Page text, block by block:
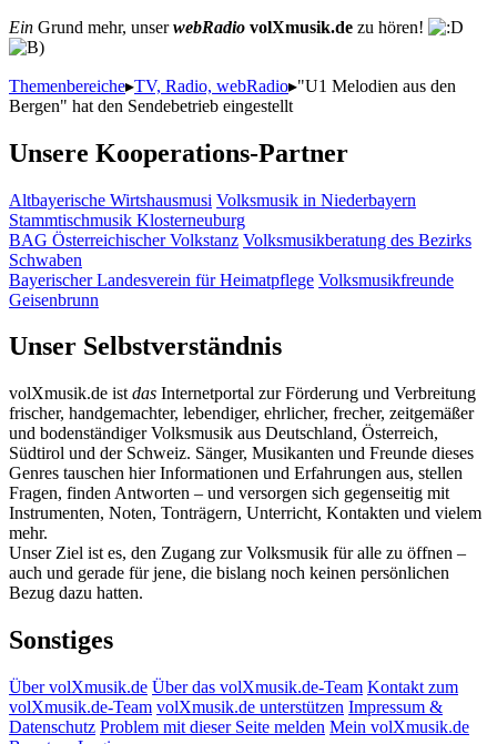
Ein Grund mehr, unserwebRadio volXmusik.de zu hören!
Themenbereiche▸TV, Radio, webRadio▸"U1 Melodien aus den
Bergen" hat den Sendebetrieb eingestellt
Unsere Kooperations-Partner
Altbayerische Wirtshausmusi Volksmusik in Niederbayern
Stammtischmusik Klosterneuburg
BAG Österreichischer Volkstanz Volksmusikberatung des Bezirks
Schwaben
Bayerischer Landesverein für Heimatpflege Volksmusikfreunde
Geisenbrunn
Unser Selbstverständnis
volXmusik.de ist das Internetportal zur Förderung und Verbreitung
frischer, handgemachter, lebendiger, ehrlicher, frecher, zeitgemäßer
und bodenständiger Volksmusik aus Deutschland, Österreich,
Südtirol und der Schweiz. Sänger, Musikanten und Freunde dieses
Genres tauschen hier Informationen und Erfahrungen aus, stellen
Fragen, finden Antworten – und versorgen sich gegenseitig mit
Instrumenten, Noten, Tonträgern, Unterricht, Kontakten und vielem
mehr.
Unser Ziel ist es, den Zugang zur Volksmusik für alle zu öffnen –
auch und gerade für jene, die bislang noch keinen persönlichen
Bezug dazu hatten.
Sonstiges
Über volXmusik.de Über das volXmusik.de-Team Kontakt zum
volXmusik.de-Team volXmusik.de unterstützen Impressum &
Datenschutz Problem mit dieser Seite melden Mein volXmusik.de